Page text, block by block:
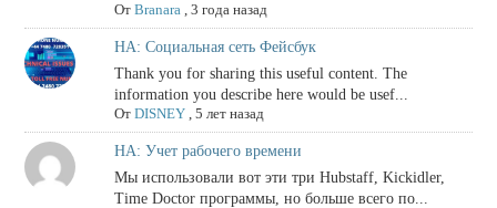
От Branara, 3 года назад
НА: Социальная сеть Фейсбук
Thank you for sharing this useful content. The
information you describe here would be usef...
От DISNEY, 5 лет назад
НА: Учет рабочего времени
Мы использовали вот эти три Hubstaff, Kickidler,
Time Doctor программы, но больше всего по...